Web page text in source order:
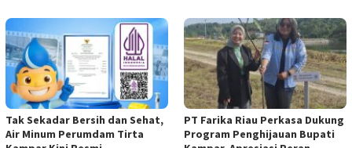
Tak Sekadar Bersih dan Sehat,
Air Minum Perumdam Tirta
PT Farika Riau Perkasa Dukung
Program Penghijauan Bupati